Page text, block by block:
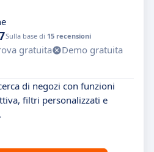
Sulla base di 15 recensioni
gratuita
Demo gratuita
di negozi con funzioni
filtri personalizzati e